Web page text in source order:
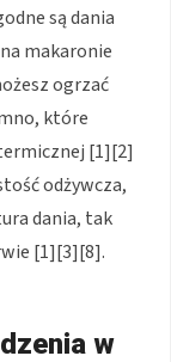
są dania
makaronie
ogrzać
które
[1][2]
odżywcza,
dania, tak
[1][3][8].
w